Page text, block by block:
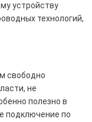
устройству
технологий,
свободно
не
полезно в
подключение по